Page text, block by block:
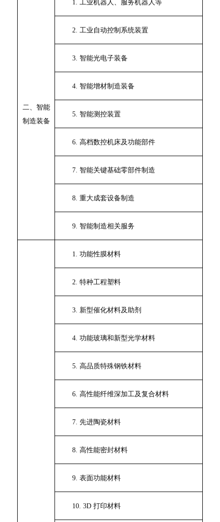
二、智能
制造装备
1. 工业机器人、 服务机器人等
2. 工业自动控制系统装置
3. 智能光电子装备
4. 智能增材制造装备
5. 智能测控装置
6. 高档数控机床及功能部件
7. 智能关键基础零部件制造
8. 重大成套设备制造
9. 智能制造相关服务
1. 功能性膜材料
2. 特种工程塑料
3. 新型催化材料及助剂
4. 功能玻璃和新型光学材料
5. 高品质特殊钢铁材料
6. 高性能纤维深加工及复合材料
7. 先进陶瓷材料
8. 高性能密封材料
9. 表面功能材料
10. 3D 打印材料